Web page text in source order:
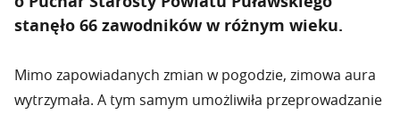
stanęło 66 zawodników w różnym wieku.
Mimo zapowiadanych zmian w pogodzie, zimowa aura
wytrzymała. A tym samym umożliwiła przeprowadzanie